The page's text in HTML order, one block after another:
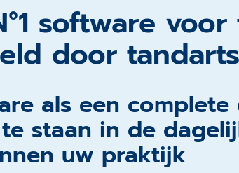
software
door
als een
staan in de
uw praktijk